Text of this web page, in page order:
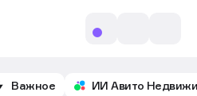
кабинете риелтора